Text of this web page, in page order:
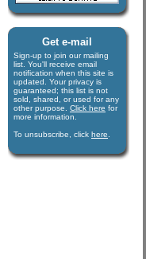
Get e-mail
Sign-up to join our mail­ing
list. You'll receive e­mail
notification when this site is
updated. Your privacy is
guaran­teed; this list is not
sold, shared, or used for any
other purpose. Click here for
more infor­mation.
To unsubscribe, click here